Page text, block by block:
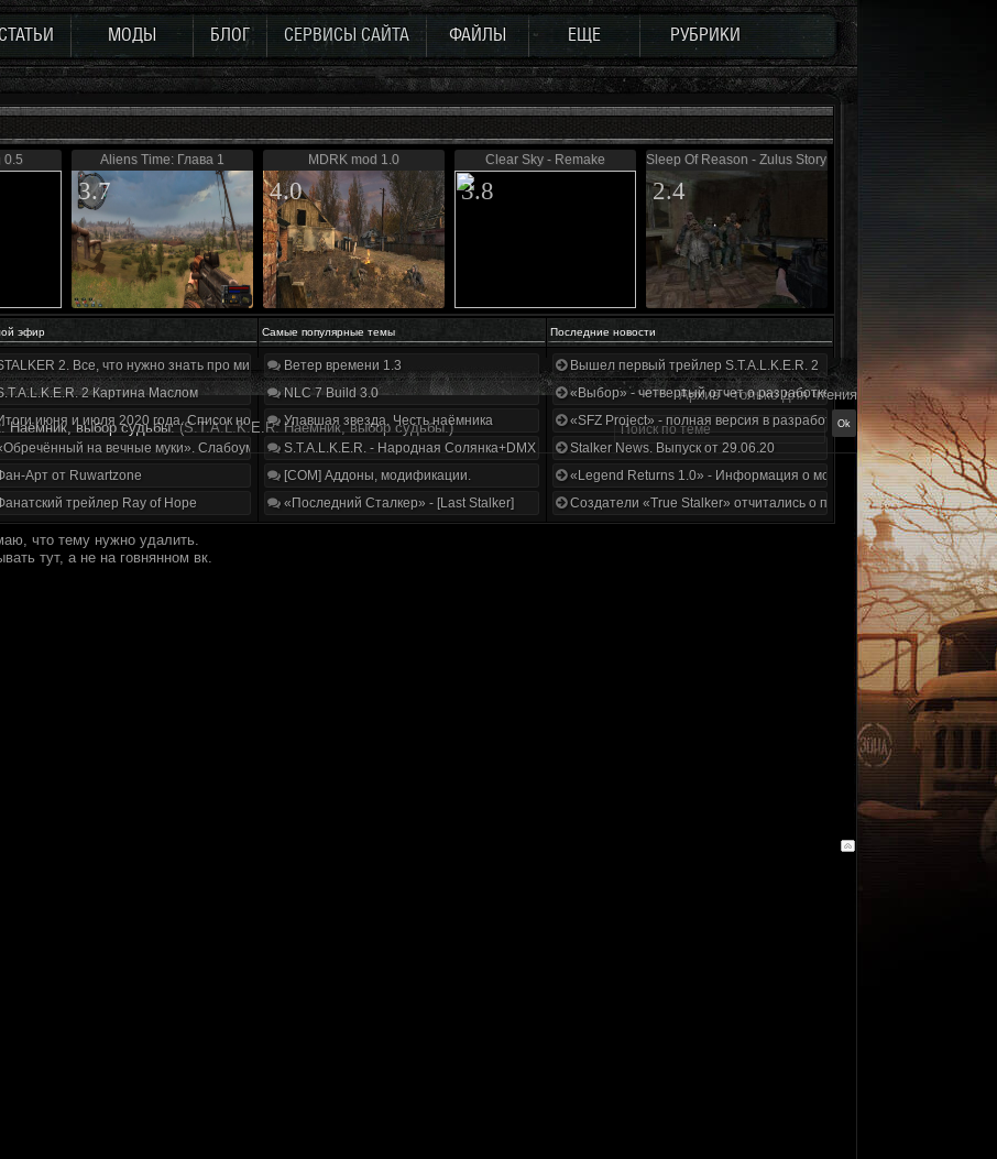
МОДЫ БЛОГ СЕРВИСЫ САЙТА ФАЙЛЫ ЕЩЕ РУБРИКИ
0.5 Aliens Time: Глава 1
3.7
MDRK mod 1.0
4.0
Clear Sky - Remake
3.8
Sleep Of Reason - Zulus Story 0.5
2.4
эфир Самые популярные темы Последние новости
2. Все, что нужно знать про мир, геймплей и сюжет | Разбор трейлера
2 Картина Маслом
июня и июля 2020 года. Список нововведений
на вечные муки». Слабоумие и отвага
Арт от Ruwartzone
трейлер Ray of Hope
Ветер времени 1.3
NLC 7 Build 3.0
Упавшая звезда. Честь наёмника
S.T.A.L.K.E.R. - Народная Солянка+DMX 1.3.5.ООП.МА.К.
[COM] Аддоны, модификации.
«Последний Сталкер» - [Last Stalker]
Вышел первый трейлер S.T.A.L.K.E.R. 2
«Выбор» - четвертый отчет о разработке!
«SFZ Project» - полная версия в разработке!
Stalker News. Выпуск от 29.06.20
«Legend Returns 1.0» - Информация о моде за июнь 2020
Создатели «True Stalker» отчитались о проделанной работе
Архив - только для чтения
Наёмник, выбор судьбы. (S.T.A.L.K.E.R: Наёмник, выбор судьбы.)
что тему нужно удалить.
тут, а не на говнянном вк.